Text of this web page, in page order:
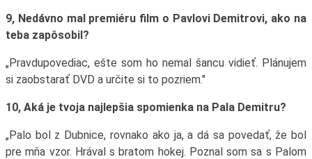
9, Nedávno mal premiéru film o Pavlovi Demitrovi, ako na
teba zapôsobil?
„Pravdupovediac, ešte som ho nemal šancu vidieť. Plánujem
si zaobstarať DVD a určite si to pozriem."
10, Aká je tvoja najlepšia spomienka na Pala Demitru?
„Palo bol z Dubnice, rovnako ako ja, a dá sa povedať, že bol
pre mňa vzor. Hrával s bratom hokej. Poznal som sa s Palom